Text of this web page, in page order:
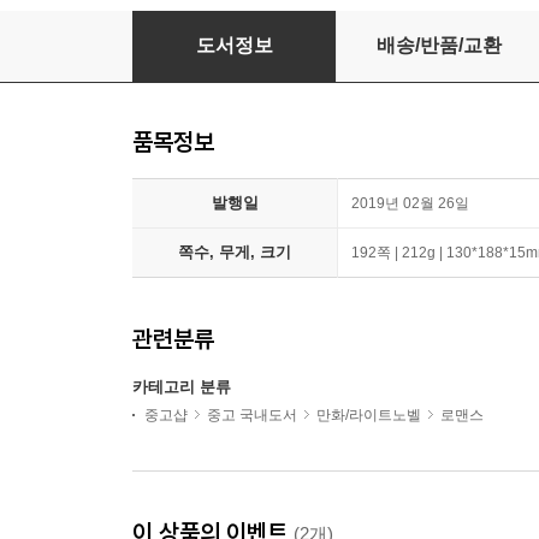
5등분의 신부 2
도서정보 배송/반품/교환
품목정보
발행일 2019년 02월 26일
쪽수, 무게, 크기 192쪽 | 212g |
관련분류
카테고리 분류
중고샵 중고 국내도서 만화/라이트노벨 로맨스
이 상품의 이벤트 (2개)